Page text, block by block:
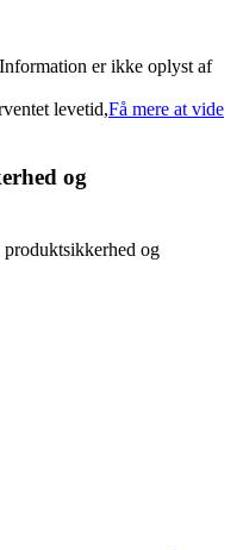
Information er ikke oplyst af
levetid,Få mere at vide
og
og